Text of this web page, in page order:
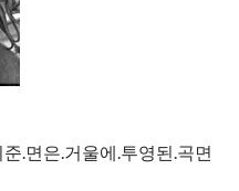
.면은.거울에.투영된.곡면